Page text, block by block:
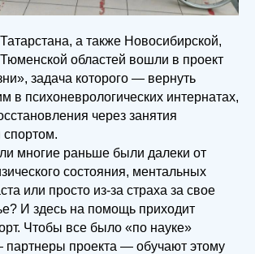
а также Новосибирской,
областей вошли в проект
задача которого — вернуть
в психоневрологических интернатах,
через занятия
спортом.
многие раньше были далеки от
состояния, ментальных
или просто из-за страха за свое
И здесь на помощь приходит
Чтобы все было «по науке»
проекта — обучают этому